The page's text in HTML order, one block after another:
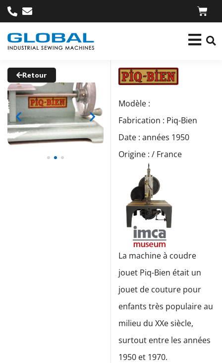
Retour
Modèle :
Fabrication : Piq-Bien
Date : années 1950
Origine : / France
La machine à coudre
jouet Piq-Bien était un
jouet de couture pour
enfants très populaire au
milieu du XXe siècle,
surtout entre les années
1950 et 1970.